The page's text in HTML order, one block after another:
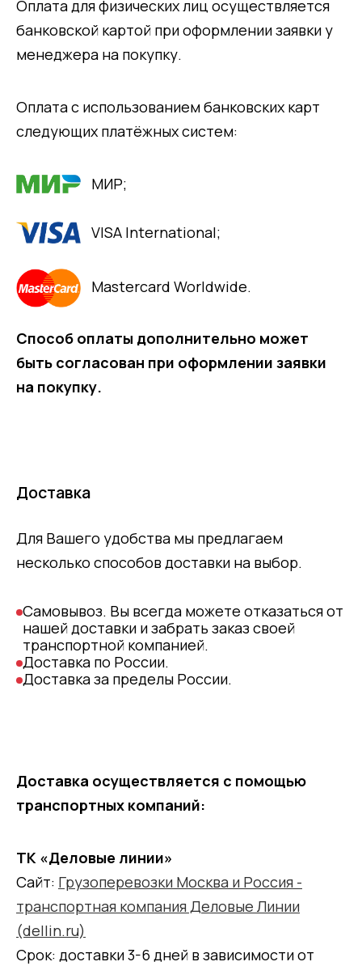
Оплата для физических лиц осуществляется
банковской картой при оформлении заявки у
менеджера на покупку.
Оплата с использованием банковских карт
следующих платёжных систем:
МИР;
VISA International;
Mastercard Worldwide.
Способ оплаты дополнительно может
быть согласован при оформлении заявки
на покупку.
Доставка
Для Вашего удобства мы предлагаем
несколько способов доставки на выбор.
Самовывоз. Вы всегда можете отказаться от
нашей доставки и забрать заказ своей
транспортной компанией.
Доставка по России.
Доставка за пределы России.
Доставка осуществляется с помощью
транспортных компаний:
ТК «Деловые линии»
Сайт: Грузоперевозки Москва и Россия -
транспортная компания Деловые Линии
(dellin.ru)
Срок: доставки 3-6 дней в зависимости от